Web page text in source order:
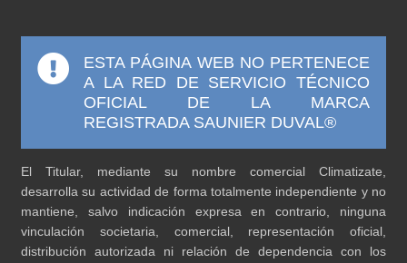
ESTA PÁGINA WEB NO PERTENECE
A LA RED DE SERVICIO TÉCNICO
OFICIAL DE LA MARCA
REGISTRADA SAUNIER DUVAL®
El Titular, mediante su nombre comercial Climatizate,
desarrolla su actividad de forma totalmente independiente y no
mantiene, salvo indicación expresa en contrario, ninguna
vinculación societaria, comercial, representación oficial,
distribución autorizada ni relación de dependencia con los